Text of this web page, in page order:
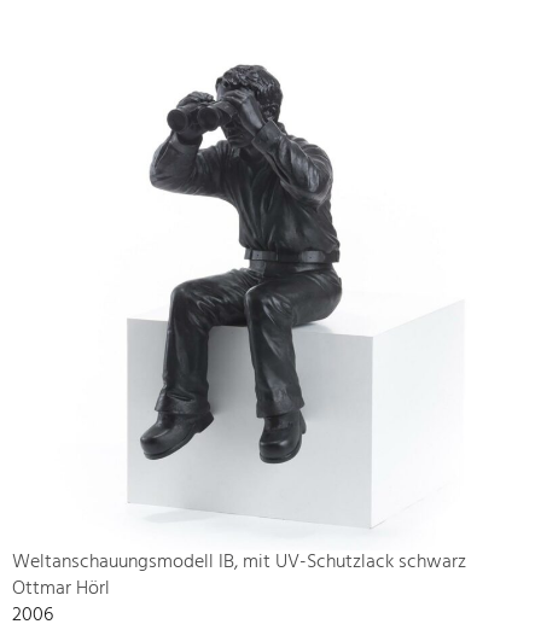
Weltanschauungsmodell IB, mit UV-Schutzlack schwarz
Ottmar Hörl
2006